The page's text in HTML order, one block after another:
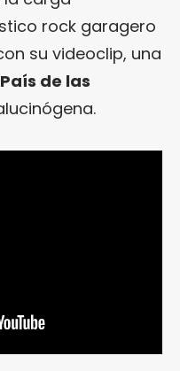
rock garagero
su videoclip, una
de las